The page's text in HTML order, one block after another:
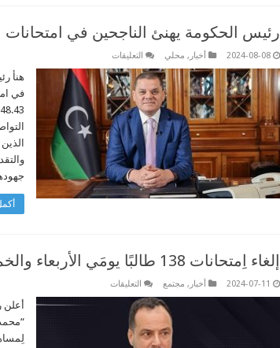
رئيس الحكومة يهنئ الناجحين في امتحانات
2024-08-08 أخبار , محلي التعليقات
الحكومة
يهنئ
الناجحين
في
امتحانات
الثانوية
العامة
مغلقة
هنأ
في
إلغاء اِمتحانات 138 طالبًا يومَي الأربعاء والخميس
2024-07-11 أخبار , مجتمع التعليقات
اِمتحانات
أعلن